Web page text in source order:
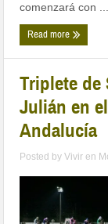
comenzará con ...
Read more
Triplete de
Julián en
Andalucía
Posted byVivir en